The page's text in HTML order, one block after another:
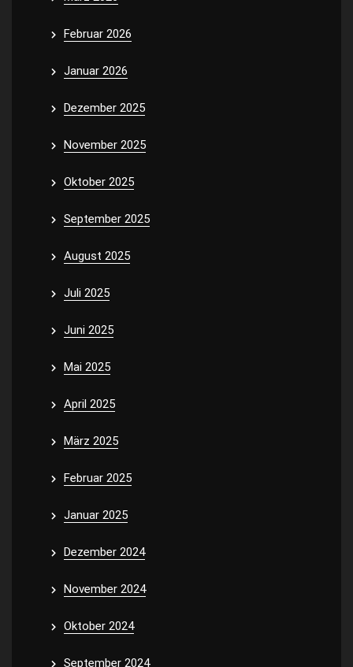
Februar 2026
Januar 2026
Dezember 2025
November 2025
Oktober 2025
September 2025
August 2025
Juli 2025
Juni 2025
Mai 2025
April 2025
März 2025
Februar 2025
Januar 2025
Dezember 2024
November 2024
Oktober 2024
September 2024